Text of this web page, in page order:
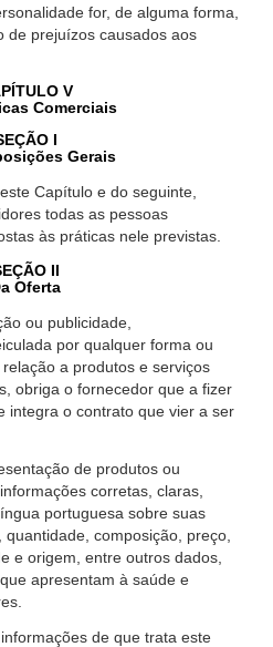
for, de alguma forma,
de prejuízos causados aos
V
Comerciais
I
Gerais
Capítulo e do seguinte,
todas as pessoas
às práticas nele previstas.
II
Oferta
ou publicidade,
por qualquer forma ou
a produtos e serviços
obriga o fornecedor que a fizer
integra o contrato que vier a ser
de produtos ou
corretas, claras,
portuguesa sobre suas
composição, preço,
e origem, entre outros dados,
apresentam à saúde e
de que trata este